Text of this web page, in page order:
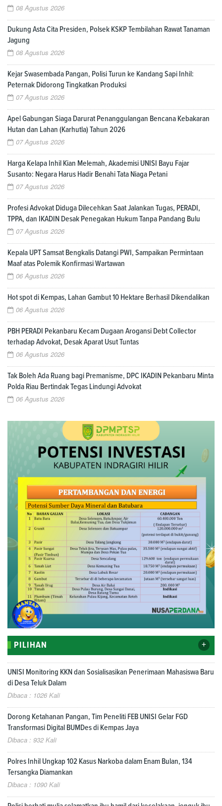
08 Agustus 2026
Dukung Asta Cita Presiden, Polsek KSKP Tembilahan Rawat Tanaman
Jagung
08 Agustus 2026
Kejar Swasembada Pangan, Polisi Turun ke Kandang Sapi Inhil:
Peternak Didorong Tingkatkan Produksi
07 Agustus 2026
Apel Gabungan Siaga Darurat Penanggulangan Bencana Kebakaran
Hutan dan Lahan (Karhutla) Tahun 2026
07 Agustus 2026
Harga Kelapa Inhil Kian Melemah, Akademisi UNISI Bayu Fajar
Susanto: Negara Harus Hadir Benahi Tata Niaga Petani
07 Agustus 2026
Profesi Advokat Diduga Dilecehkan Saat Jalankan Tugas, PERADI,
TPPA, dan IKADIN Desak Penegakan Hukum Tanpa Pandang Bulu
07 Agustus 2026
Kepala UPT Samsat Bengkalis Datangi PWI, Sampaikan Permintaan
Maaf atas Polemik Konfirmasi Wartawan
06 Agustus 2026
Hot spot di Kempas, Lahan Gambut 10 Hektare Berhasil Dikendalikan
06 Agustus 2026
PBH PERADI Pekanbaru Kecam Dugaan Arogansi Debt Collector
terhadap Advokat, Desak Aparat Usut Tuntas
06 Agustus 2026
Tak Boleh Ada Ruang bagi Premanisme, DPC IKADIN Pekanbaru Minta
Polda Riau Bertindak Tegas Lindungi Advokat
06 Agustus 2026
PILIHAN +
UNISI Monitoring KKN dan Sosialisasikan Penerimaan Mahasiswa Baru
di Desa Teluk Dalam
Dibaca : 1026 Kali
Dorong Ketahanan Pangan, Tim Peneliti FEB UNISI Gelar FGD
Transformasi Digital BUMDes di Kempas Jaya
Dibaca : 932 Kali
Polres Inhil Ungkap 102 Kasus Narkoba dalam Enam Bulan, 134
Tersangka Diamankan
Dibaca : 1090 Kali